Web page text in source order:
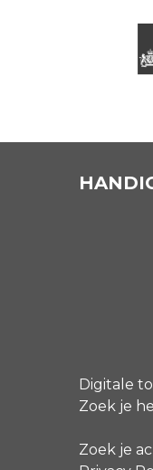
Digitale
Zoek je
Zoek je